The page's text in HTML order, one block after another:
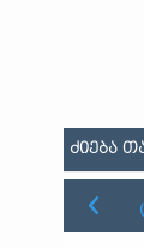
ᲫᲘᲔᲑᲐ